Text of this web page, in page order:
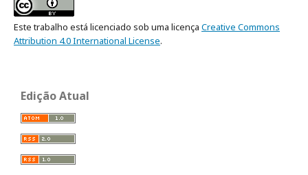
Este trabalho está licenciado sob uma licença Creative Commons
Attribution 4.0 International License.
Edição Atual